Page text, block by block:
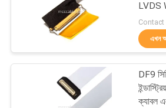
সম্বন্ধে
এলভিডিএস
LVDS
Contact
এখন
DF9
ক্যাবল